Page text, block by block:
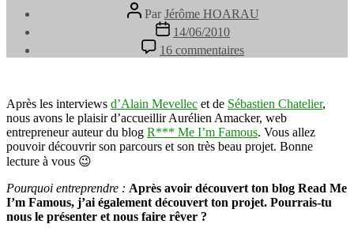
Auteur
de
l’article
Par Jérôme HOARAU
Date
de
l’article
14/06/2010
16 commentaires
Interview
–
blogueur
entrepreneur
Après les interviews d’Alain Mevellec et de Sébastien Chatelier,
nous avons le plaisir d’accueillir Aurélien Amacker, web
entrepreneur auteur du blog R*** Me I’m Famous. Vous allez
pouvoir découvrir son parcours et son très beau projet. Bonne
lecture à vous 😉
Pourquoi entreprendre : Après avoir découvert ton blog Read Me
I’m Famous, j’ai également découvert ton projet. Pourrais-tu
nous le présenter et nous faire rêver ?